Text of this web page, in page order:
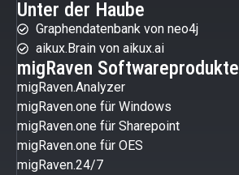
Unter der Haube
Graphendatenbank von neo4j
aikux.Brain von aikux.ai
migRaven Softwareprodukte
migRaven.Analyzer
migRaven.one für Windows
migRaven.one für Sharepoint
migRaven.one für OES
migRaven.24/7